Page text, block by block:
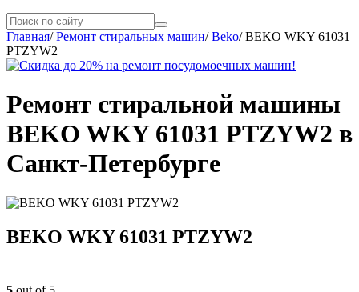
Главная/Ремонт стиральных машин/Beko/BEKO WKY 61031
PTZYW2
Ремонт стиральной машины
BEKO WKY 61031 PTZYW2 в
Санкт-Петербурге
BEKO WKY 61031 PTZYW2